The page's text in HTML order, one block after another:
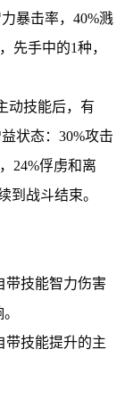
暴击率，40%溅
先手中的1种，
动技能后，有
状态：30%攻击
24%俘虏和离
到战斗结束。
带技能智力伤害
带技能提升的主